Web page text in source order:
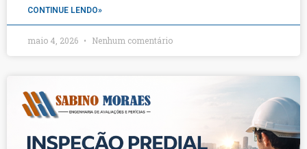
CONTINUE LENDO»
maio 4, 2026 Nenhum comentário